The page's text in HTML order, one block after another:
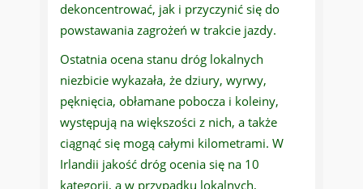
dekoncentrować, jak i przyczynić się do
powstawania zagrożeń w trakcie jazdy.
Ostatnia ocena stanu dróg lokalnych
niezbicie wykazała, że dziury, wyrwy,
pęknięcia, obłamane pobocza i koleiny,
występują na większości z nich, a także
ciągnąć się mogą całymi kilometrami. W
Irlandii jakość dróg ocenia się na 10
kategorii, a w przypadku lokalnych,